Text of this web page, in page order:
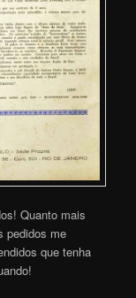
Quanto mais
pedidos me
que tenha